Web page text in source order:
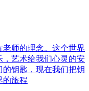
师的理念。这个世界
，艺术给我们心灵的安
钥匙，现在我们把钥
的旅程